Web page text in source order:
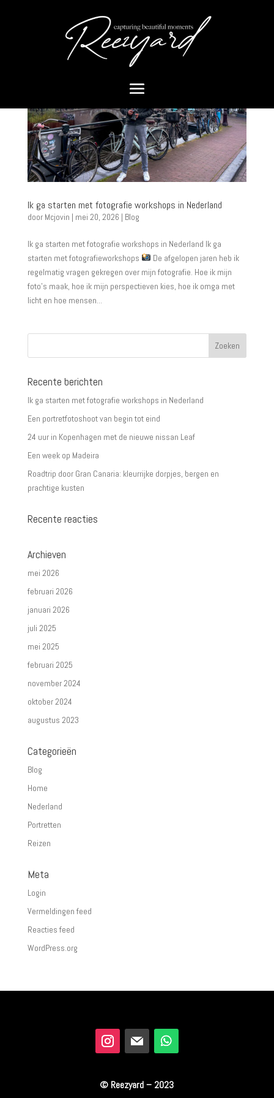
Ik ga starten met fotografie workshops in Nederland
door Mcjovin | mei 20, 2026 | Blog
Ik ga starten met fotografie workshops in Nederland Ik ga
starten met fotografieworkshops
De afgelopen jaren heb ik
regelmatig vragen gekregen over mijn fotografie. Hoe ik mijn
foto’s maak, hoe ik mijn perspectieven kies, hoe ik omga met
licht en hoe mensen...
Recente berichten
Ik ga starten met fotografie workshops in Nederland
Een portretfotoshoot van begin tot eind
24 uur in Kopenhagen met de nieuwe nissan Leaf
Een week op Madeira
Roadtrip door Gran Canaria: kleurrijke dorpjes, bergen en
prachtige kusten
Recente reacties
Archieven
mei 2026
februari 2026
januari 2026
juli 2025
mei 2025
februari 2025
november 2024
oktober 2024
augustus 2023
Categorieën
Blog
Home
Nederland
Portretten
Reizen
Meta
Login
Vermeldingen feed
Reacties feed
WordPress.org
© Reezyard – 2023